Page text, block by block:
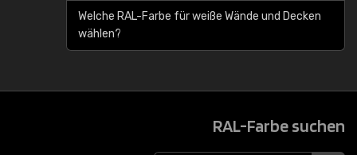
Welche RAL-Farbe für weiße Wände und Decken
wählen?
RAL-Farbe suchen